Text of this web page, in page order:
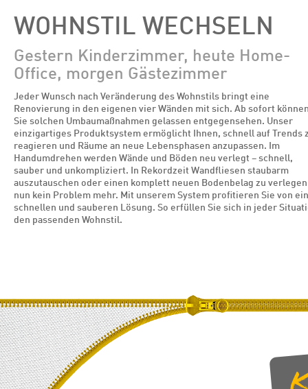
WOHNSTIL WECHSELN
Gestern Kinderzimmer, heute Home-
Office, morgen Gästezimmer
Jeder Wunsch nach Veränderung des Wohnstils bringt eine
Renovierung in den eigenen vier Wänden mit sich. Ab sofort
Sie solchen Umbaumaßnahmen gelassen entgegensehen. Unser
einzigartiges Produktsystem ermöglicht Ihnen, schnell auf Trends
reagieren und Räume an neue Lebensphasen anzupassen. Im
Handumdrehen werden Wände und Böden neu verlegt – schnell,
sauber und unkompliziert. In Rekordzeit Wandfliesen staubarm
auszutauschen oder einen komplett neuen Bodenbelag zu
nun kein Problem mehr. Mit unserem System profitieren Sie von
schnellen und sauberen Lösung. So erfüllen Sie sich in jeder
den passenden Wohnstil.